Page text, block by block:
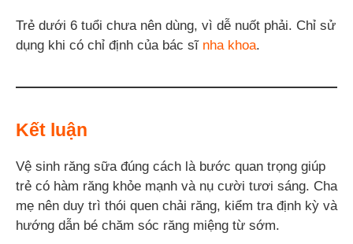
Trẻ dưới 6 tuổi chưa nên dùng, vì dễ nuốt phải. Chỉ sử
dụng khi có chỉ định của bác sĩ nha khoa.
Kết luận
Vệ sinh răng sữa đúng cách là bước quan trọng giúp
trẻ có hàm răng khỏe mạnh và nụ cười tươi sáng. Cha
mẹ nên duy trì thói quen chải răng, kiểm tra định kỳ và
hướng dẫn bé chăm sóc răng miệng từ sớm.